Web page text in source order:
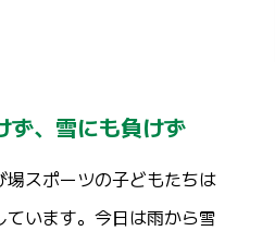
ず、雪にも負けず
場スポーツの子どもたちは
ています。今日は雨から雪